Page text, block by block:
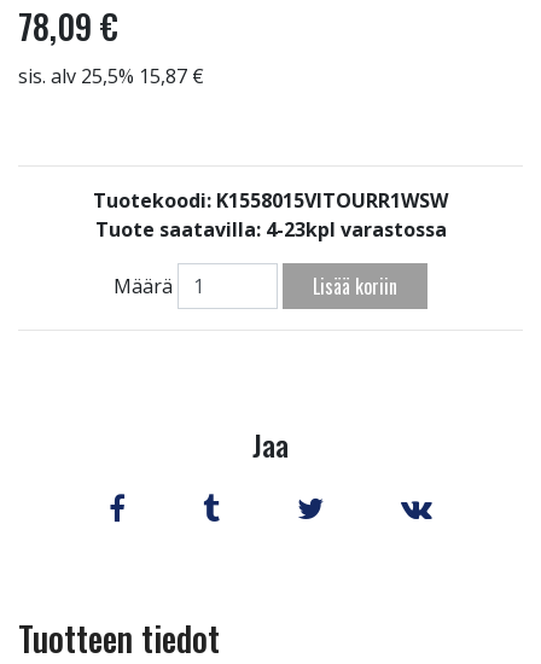
78,09 €
sis. alv 25,5% 15,87 €
Tuotekoodi: K1558015VITOURR1WSW
Tuote saatavilla: 4-23kpl varastossa
Määrä Lisää koriin
Jaa
Tuotteen tiedot